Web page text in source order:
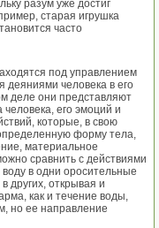
разум уже достиг
старая игрушка
часто
под управлением
деяниями человека в его
деле они представляют
его эмоций и
которые, в свою
форму тела,
материальное
сравнить с действиями
в одни оросительные
других, открывая и
как и течение воды,
но ее направление